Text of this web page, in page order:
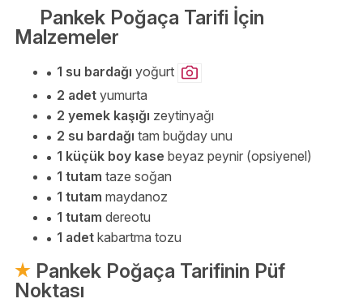
Pankek Poğaça Tarifi İçin
Malzemeler
1 su bardağı yoğurt
2 adet yumurta
2 yemek kaşığı zeytinyağı
2 su bardağı tam buğday unu
1 küçük boy kase beyaz peynir (opsiyenel)
1 tutam taze soğan
1 tutam maydanoz
1 tutam dereotu
1 adet kabartma tozu
Pankek Poğaça Tarifinin Püf
Noktası